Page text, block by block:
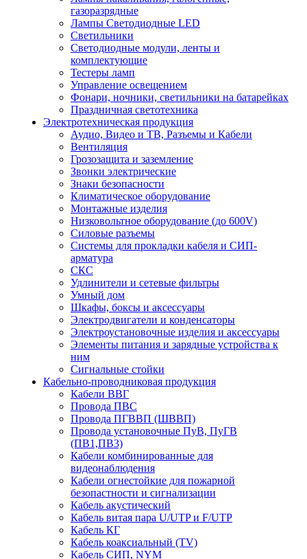
газоразрядные
Лампы Светодиодные LED
Светильники
Светодиодные модули, ленты и
комплектующие
Тестеры ламп
Управление освещением
Фонари, ночники, светильники на батарейках
Праздничная светотехника
Электротехническая продукция
Аудио, Видео и ТВ, Разъемы и Кабели
Вентиляция
Грозозащита и заземление
Звонки электрические
Знаки безопасности
Климатическое оборудование
Монтажные изделия
Низковольтное оборудование (до 600V)
Силовые разъемы
Системы для прокладки кабеля и СИП-
арматура
СКС
Удлинители и сетевые фильтры
Умный дом
Шкафы, боксы и аксессуары
Электродвигатели и конденсаторы
Электроустановочные изделия и аксессуары
Элементы питания и зарядные устройства к
ним
Сигнальные стойки
Кабельно-проводниковая продукция
Кабели ВВГ
Провода ПВС
Провода ПГВВП (ШВВП)
Провода установочные ПуВ, ПуГВ
(ПВ1,ПВ3)
Кабели комбинированные для
видеонаблюдения
Кабели огнестойкие для пожарной
безопастности и сигнализации
Кабель акустический
Кабель витая пара U/UTP и F/UTP
Кабель КГ
Кабель коаксиальный (TV)
Кабель СИП, NYM